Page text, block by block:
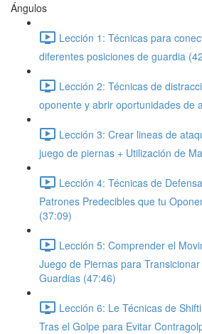
Ángulos
Lección 1: Técnicas para
diferentes posiciones de guardia
Lección 2: Técnicas de
oponente y abrir oportunidades de
Lección 3: Crear lineas de
juego de piernas + Utilización de
Lección 4: Técnicas de
Patrones Predecibles que tu
(37:09)
Lección 5: Comprender el
Juego de Piernas para
Guardias (47:46)
Lección 6: Le Técnicas de
Tras el Golpe para Evitar